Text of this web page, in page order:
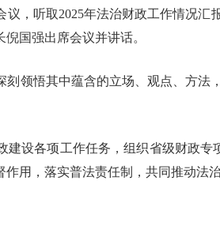
，听取2025年法治财政工作情况汇
国强出席会议并讲话。
领悟其中蕴含的立场、观点、方
设各项工作任务，组织省级财政专
用，落实普法责任制，共同推动法